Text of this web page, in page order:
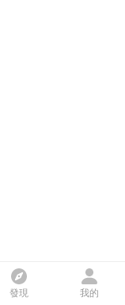
發現 我的